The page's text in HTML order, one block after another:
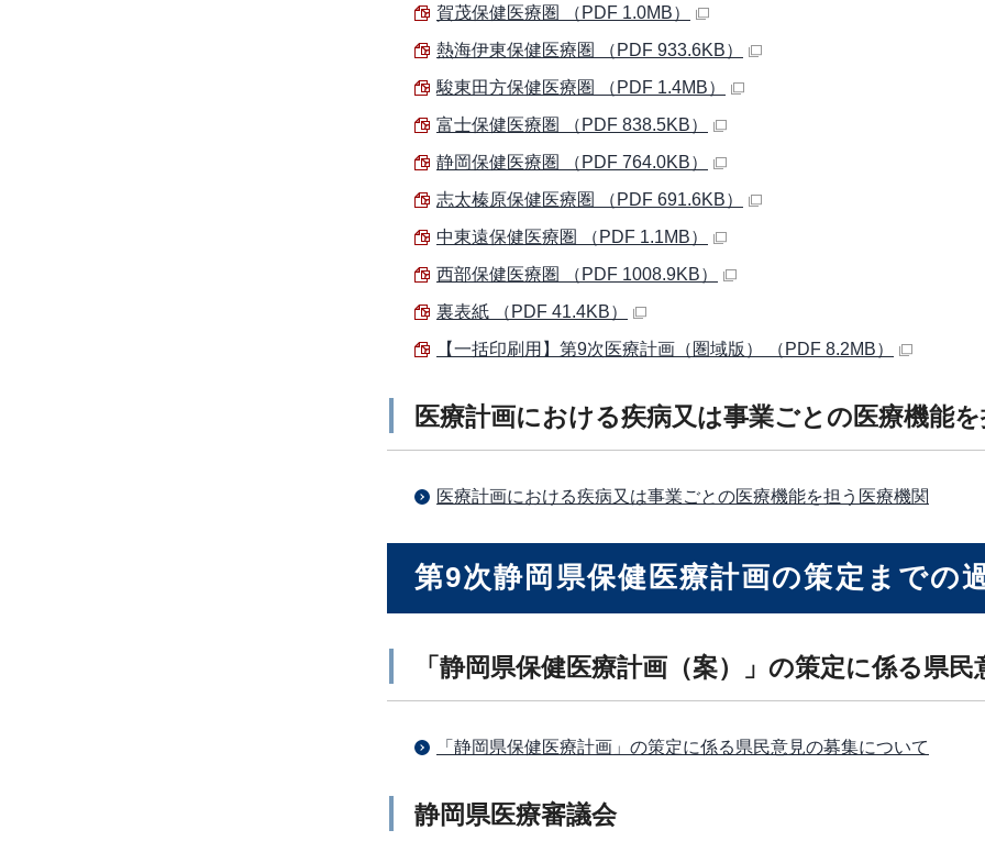
賀茂保健医療圏 （PDF 1.0MB）
熱海伊東保健医療圏 （PDF 933.6KB）
駿東田方保健医療圏 （PDF 1.4MB）
富士保健医療圏 （PDF 838.5KB）
静岡保健医療圏 （PDF 764.0KB）
志太榛原保健医療圏 （PDF 691.6KB）
中東遠保健医療圏 （PDF 1.1MB）
西部保健医療圏 （PDF 1008.9KB）
裏表紙 （PDF 41.4KB）
【一括印刷用】第9次医療計画（圏域版） （PDF 8.2MB）
医療計画における疾病又は事業ごとの医療機能
医療計画における疾病又は事業ごとの医療機能を担う医療機関
第9次静岡県保健医療計画の策定までの
「静岡県保健医療計画（案）」の策定に係る県
「静岡県保健医療計画」の策定に係る県民意見の募集について
静岡県医療審議会